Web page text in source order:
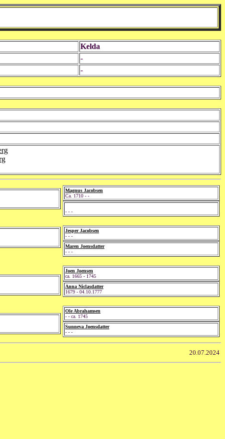
Kelda
-
-
Magnus Jacobsen
Ca. 1710 - -
- - -
Jesper Jacobsen
- - -
Maren Joensdatter
- - -
Joen Joensen
ca. 1665 - 1745
Anna Niclasdatter
1679 - 04.10.1777
Ole Abrahamsen
- - ca. 1745
Sunneva Joensdatter
- - -
20.07.2024